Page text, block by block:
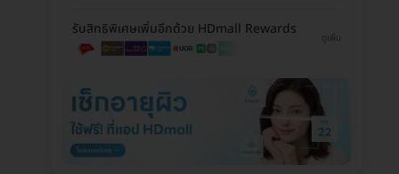
รับสิทธิพิเศษเพิ่มอีกด้วย HDmall Rewards
ดูเพิ่ม